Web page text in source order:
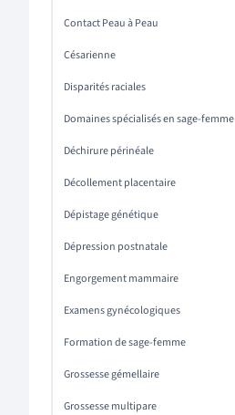
Contact Peau à Peau
Césarienne
Disparités raciales
Domaines spécialisés en sage-femme
Déchirure périnéale
Décollement placentaire
Dépistage génétique
Dépression postnatale
Engorgement mammaire
Examens gynécologiques
Formation de sage-femme
Grossesse gémellaire
Grossesse multipare